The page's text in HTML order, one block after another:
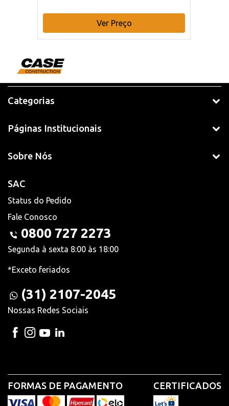
Ver Preço
Categorias
Páginas Institucionais
Sobre Nós
SAC
Status do Pedido
Fale Conosco
0800 727 2273
Segunda à sexta 8:00 às 18:00
*Exceto feriados
(31) 2107-2045
Nossas Redes Sociais
FORMAS DE PAGAMENTO CERTIFICADOS